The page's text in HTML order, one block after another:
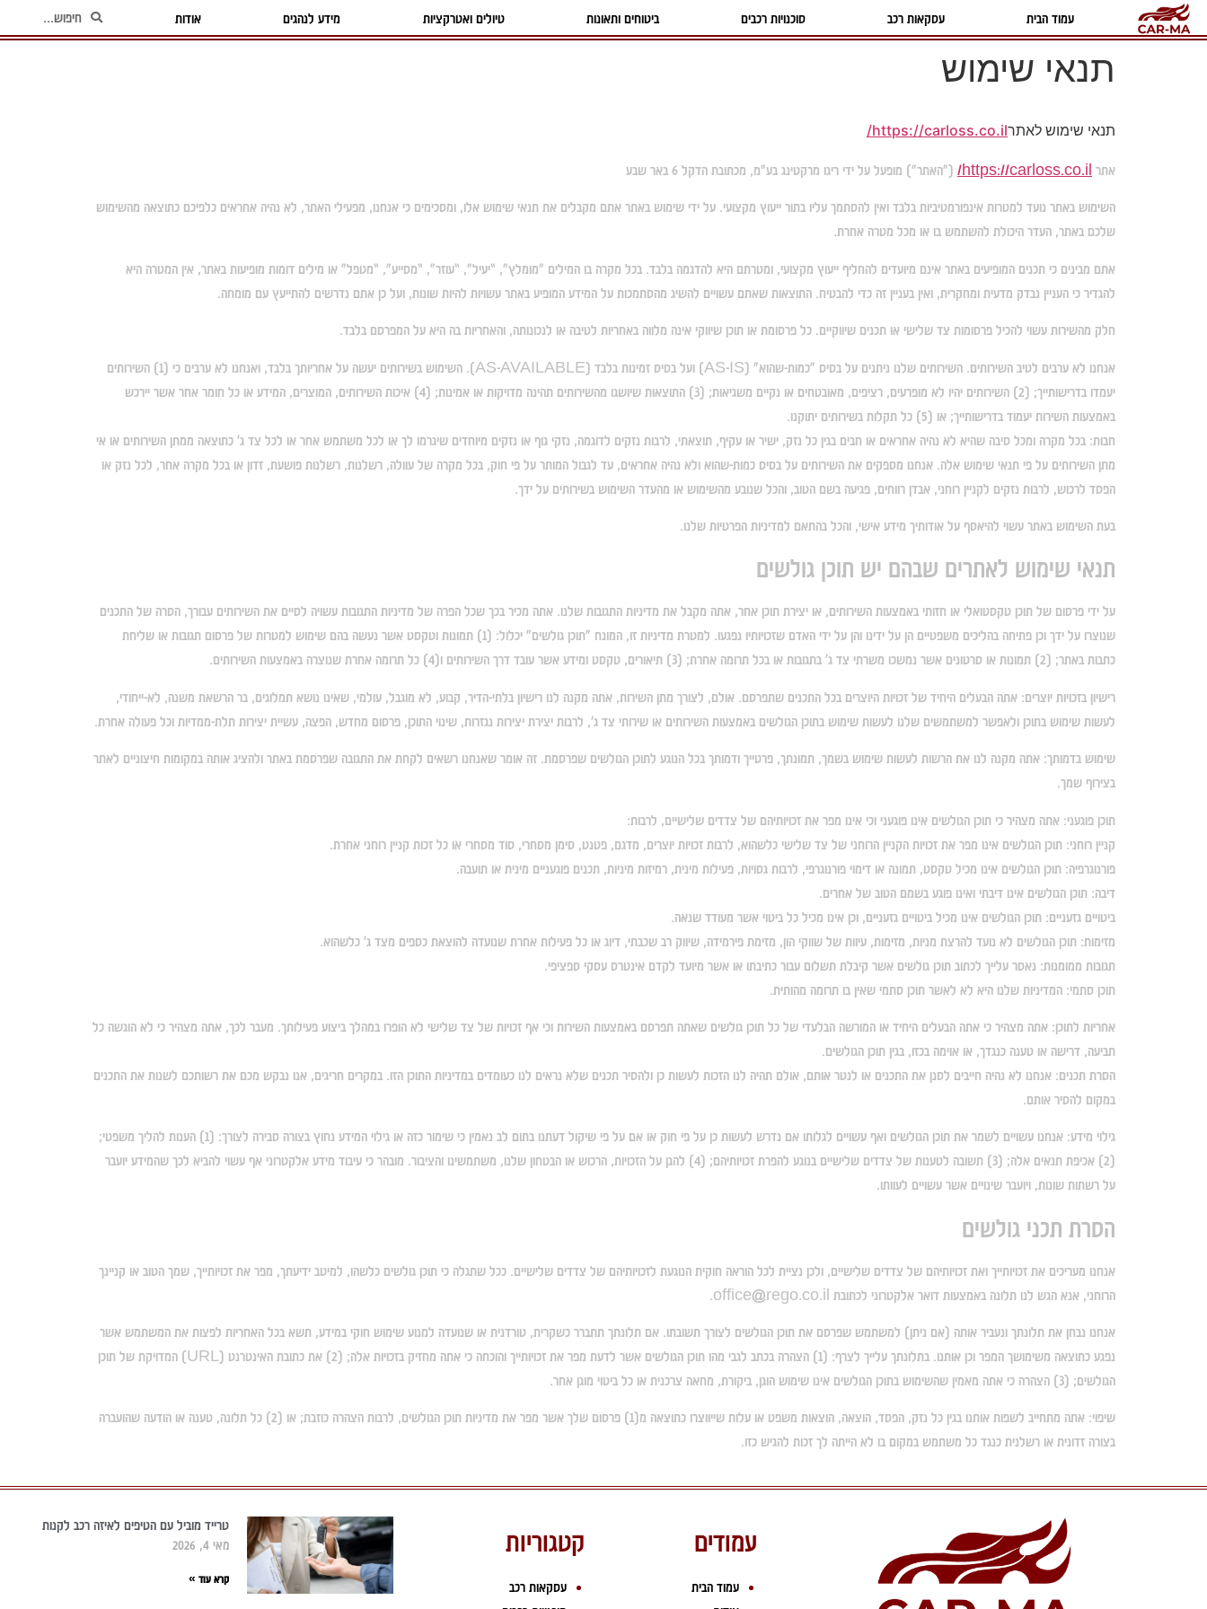
עמוד הבית עסקאות רכב סוכנויות רכבים ביטוחים ותאונות טיולים ואטרקציות מידע לנהגים אודות
תנאי שימוש
תנאי שימוש לאתרhttps://carloss.co.il/
אתר https://carloss.co.il/ ("האתר") מופעל על ידי ריגו מרקטינג בע"מ, מכתובת הדקל 6 באר שבע
השימוש באתר נועד למטרות אינפורמטיביות בלבד ואין להסתמך עליו בתור ייעוץ מקצועי. על ידי שימוש באתר אתם מקבלים את תנאי שימוש אלו, ומסכימים כי אנחנו, מפעילי האתר, לא נהיה אחראים כלפיכם כתוצאה מהשימוש
שלכם באתר, העדר היכולת להשתמש בו או מכל מטרה אחרת.
אתם מבינים כי תכנים המופיעים באתר אינם מיועדים להחליף ייעוץ מקצועי, ומטרתם היא להדגמה בלבד. בכל מקרה בו המילים "מומלץ", “יעיל", “עוזר", “מסייע", “מטפל" או מילים דומות מופיעות באתר, אין המטרה היא
להגדיר כי העניין נבדק מדעית ומחקרית, ואין בעניין זה כדי להבטיח. התוצאות שאתם עשויים להשיג מהסתמכות על המידע המופיע באתר עשויות להיות שונות, ועל כן אתם נדרשים להתייעץ עם מומחה.
חלק מהשירות עשוי להכיל פרסומות צד שלישי או תכנים שיווקיים. כל פרסומת או תוכן שיווקי אינה מלווה באחריות לטיבה או לנכונותה, והאחריות בה היא על המפרסם בלבד.
אנחנו לא ערבים לטיב השירותים. השירותים שלנו ניתנים על בסיס "כמות-שהוא" (AS-IS) ועל בסיס זמינות בלבד (AS-AVAILABLE). השימוש בשירותים יעשה על אחריותך בלבד, ואנחנו לא ערבים כי (1) השירותים
יעמדו בדרישותייך; (2) השירותים יהיו לא מופרעים, רציפים, מאובטחים או נקיים משגיאות; (3) התוצאות שיושגו מהשירותים תהינה מדויקות או אמינות; (4) איכות השירותים, המוצרים, המידע או כל חומר אחר אשר יירכש
באמצעות השירות יעמוד בדרישותייך; או (5) כל תקלות בשירותים יתוקנו.
חבות: בכל מקרה ומכל סיבה שהיא לא נהיה אחראים או חבים בגין כל נזק, ישיר או עקיף, תוצאתי, לרבות נזקים לדוגמה, נזקי גוף או נזקים מיוחדים שיגרמו לך או לכל משתמש אחר או לכל צד ג' כתוצאה ממתן השירותים או אי
מתן השירותים על פי תנאי שימוש אלה. אנחנו מספקים את השירותים על בסיס כמות-שהוא ולא נהיה אחראים, עד לגבול המותר על פי חוק, בכל מקרה של עוולה, רשלנות, רשלנות פושעת, זדון או בכל מקרה אחר, לכל נזק או
הפסד לרכוש, לרבות נזקים לקניין רוחני, אבדן רווחים, פגיעה בשם הטוב, והכל שנובע מהשימוש או מהעדר השימוש בשירותים על ידך.
בעת השימוש באתר עשוי להיאסף על אודותיך מידע אישי, והכל בהתאם למדיניות הפרטיות שלנו.
תנאי שימוש לאתרים שבהם יש תוכן גולשים
על ידי פרסום של תוכן טקסטואלי או חזותי באמצעות השירותים, או יצירת תוכן אחר, אתה מקבל את מדיניות התגובות שלנו. אתה מכיר בכך שכל הפרה של מדיניות התגובות עשויה לסיים את השירותים עבורך, הסרה של התכנים
שנוצרו על ידך וכן פתיחה בהליכים משפטיים הן על ידינו והן על ידי האדם שזכויותיו נפגעו. למטרת מדיניות זו, המונח "תוכן גולשים" יכלול: (1) תמונות וטקסט אשר נעשה בהם שימוש למטרות של פרסום תגובות או שליחת
כתבות באתר; (2) תמונות או סרטונים אשר נמשכו משרתי צד ג' בתגובות או בכל תרומה אחרת; (3) תיאורים, טקסט ומידע אשר עובד דרך השירותים ו(4) כל תרומה אחרת שנוצרה באמצעות השירותים.
רישיון בזכויות יוצרים: אתה הבעלים היחיד של זכויות היוצרים בכל התכנים שתפרסם. אולם, לצורך מתן השירות, אתה מקנה לנו רישיון בלתי-הדיר, קבוע, לא מוגבל, עולמי, שאינו נושא תמלוגים, בר הרשאת משנה, לא-ייחודי,
לעשות שימוש בתוכן ולאפשר למשתמשים שלנו לעשות שימוש בתוכן הגולשים באמצעות השירותים או שירותי צד ג', לרבות יצירת יצירות נגזרות, שינוי התוכן, פרסום מחדש, הפצה, עשיית יצירות תלת-ממדיות וכל פעולה אחרת.
שימוש בדמותך: אתה מקנה לנו את הרשות לעשות שימוש בשמך, תמונתך, פרטייך ודמותך בכל הנוגע לתוכן הגולשים שפרסמת. זה אומר שאנחנו רשאים לקחת את התגובה שפרסמת באתר ולהציג אותה במקומות חיצוניים לאתר
בצירוף שמך.
תוכן פוגעני: אתה מצהיר כי תוכן הגולשים אינו פוגעני וכי אינו מפר את זכויותיהם של צדדים שלישיים, לרבות:
קניין רוחני: תוכן הגולשים אינו מפר את זכויות הקניין הרוחני של צד שלישי כלשהוא, לרבות זכויות יוצרים, מדגם, פטנט, סימן מסחרי, סוד מסחרי או כל זכות קניין רוחני אחרת.
פורנוגרפיה: תוכן הגולשים אינו מכיל טקסט, תמונה או דימוי פורנוגרפי, לרבות גסויות, פעילות מינית, רמיזות מיניות, תכנים פוגעניים מינית או תועבה.
דיבה: תוכן הגולשים אינו דיבתי ואינו פוגע בשמם הטוב של אחרים.
ביטויים גזעניים: תוכן הגולשים אינו מכיל ביטויים גזעניים, וכן אינו מכיל כל ביטוי אשר מעודד שנאה.
מזימות: תוכן הגולשים לא נועד להרצת מניות, מזימות, עיוות של שווקי הון, מזימת פירמידה, שיווק רב שכבתי, דיוג או כל פעילות אחרת שנועדה להוצאת כספים מצד ג' כלשהוא.
תגובות ממומנות: נאסר עלייך לכתוב תוכן גולשים אשר קיבלת תשלום עבור כתיבתו או אשר מיועד לקדם אינטרס עסקי ספציפי.
תוכן סתמי: המדיניות שלנו היא לא לאשר תוכן סתמי שאין בו תרומה מהותית.
אחריות לתוכן: אתה מצהיר כי אתה הבעלים היחיד או המורשה הבלעדי של כל תוכן גולשים שאתה תפרסם באמצעות השירות וכי אף זכויות של צד שלישי לא הופרו במהלך ביצוע פעילותך. מעבר לכך, אתה מצהיר כי לא הוגשה כל
תביעה, דרישה או טענה כנגדך, או אוימה בכזו, בגין תוכן הגולשים.
הסרת תכנים: אנחנו לא נהיה חייבים לסנן את התכנים או לנטר אותם, אולם תהיה לנו הזכות לעשות כן ולהסיר תכנים שלא נראים לנו כעומדים במדיניות התוכן הזו. במקרים חריגים, אנו נבקש מכם את רשותכם לשנות את התכנים
במקום להסיר אותם.
גילוי מידע:
אנחנו עשויים לשמר את תוכן הגולשים ואף עשויים לגלותו אם נדרש לעשות כן על פי חוק או אם על פי שיקול דעתנו בתום לב נאמין כי שימור כזה או גילוי המידע נחוץ בצורה סבירה לצורך: (1) הענות להליך משפטי;
(2) אכיפת תנאים אלה; (3) תשובה לטענות של צדדים שלישיים בנוגע להפרת זכויותיהם; (4) להגן על הזכויות, הרכוש או הבטחון שלנו, משתמשינו והציבור. מובהר כי עיבוד מידע אלקטרוני אף עשוי להביא לכך שהמידע יועבר
על רשתות שונות, ויועבר שינויים אשר עשויים לעוותו.
הסרת תכני גולשים
אנחנו מעריכים את זכויותייך ואת זכויותיהם של צדדים שלישיים, ולכן נציית לכל הוראה חוקית הנוגעת לזכויותיהם של צדדים שלישיים. ככל שתגלה כי תוכן גולשים כלשהו, למיטב ידיעתך, מפר את זכויותייך, שמך הטוב או קניינך
הרוחני, אנא הגש לנו תלונה באמצעות דואר אלקטרוני לכתובת office@rego.co.il
.
אנחנו נבחן את תלונתך ונעביר אותה (אם ניתן) למשתמש שפרסם את תוכן הגולשים לצורך תשובתו. אם תלונתך תתברר כשקרית, טורדנית או שנועדה למנוע שימוש חוקי במידע, תשא בכל האחריות לפצות את המשתמש אשר
נפגע כתוצאה משימושך המפר וכן אותנו. בתלונתך עלייך לצרף: (1) הצהרה בכתב לגבי מהו תוכן הגולשים אשר לדעת מפר את זכויותייך והוכחה כי אתה מחזיק בזכויות אלה; (2) את כתובת האינטרנט (URL) המדויקת של תוכן
הגולשים; (3) הצהרה כי אתה מאמין שהשימוש בתוכן הגולשים אינו שימוש הוגן, ביקורת, מחאה צרכנית או כל ביטוי מוגן אחר.
שיפוי:
אתה מתחייב לשפות אותנו בגין כל נזק, הפסד, הוצאה, הוצאות משפט או עלות שייווצרו כתוצאה מ(1) פרסום שלך אשר מפר את מדיניות תוכן הגולשים, לרבות הצהרה כוזבת; או (2) כל תלונה, טענה או הודעה שהועברה
בצורה זדונית או רשלנית כנגד כל משתמש במקום בו לא הייתה לך זכות להגיש כזו.
עמודים
עמוד הבית
קטגוריות
עסקאות רכב
טרייד מוביל עם הטיפים לאיזה רכב לקנות
מאי 4, 2026
קרא עוד »